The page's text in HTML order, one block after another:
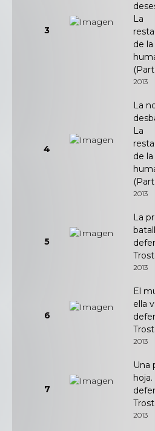
3
La
de la
2013
4
La
La
de la
2013
5
La
2013
6
El
ella
2013
7
Una
hoja.
2013